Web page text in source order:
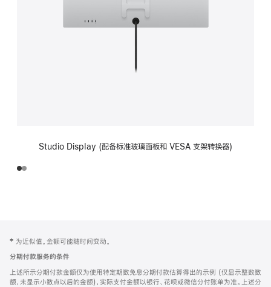
Studio Display (配备标准玻璃面板和 VESA 支架转换器)
页
页
脚
注
‡ 为近似值。金额可能随时间变动。
分期付款服务的条件
上述所示分期付款金额仅为使用特定期数免息分期付款估算得出的示例 (仅显示整数数
额，未显示小数点以后的金额)，实际支付金额以银行、花呗或微信分付账单为准。上述分